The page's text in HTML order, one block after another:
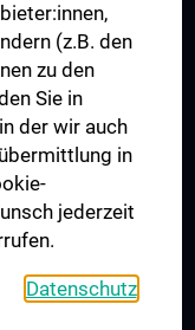
Immundefekten
(z.B. den
zu den
Sie in
der wir auch
in
jederzeit
Datenschutz